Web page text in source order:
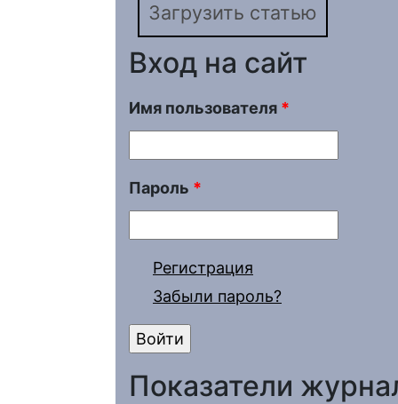
Загрузить статью
Вход на сайт
Имя пользователя *
Пароль *
Регистрация
Забыли пароль?
Показатели